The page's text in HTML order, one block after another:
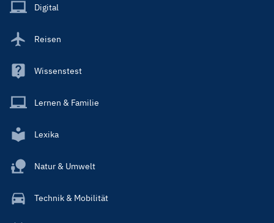
Main
Digital
Reisen
Wissenstest
Lernen & Familie
Lexika
Natur & Umwelt
Technik & Mobilität